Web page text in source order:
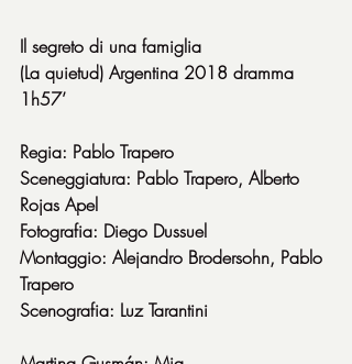
Il segreto di una famiglia
(La quietud) Argentina 2018 dramma
1h57’
Regia: Pablo Trapero
Sceneggiatura: Pablo Trapero, Alberto
Rojas Apel
Fotografia: Diego Dussuel
Montaggio: Alejandro Brodersohn, Pablo
Trapero
Scenografia: Luz Tarantini